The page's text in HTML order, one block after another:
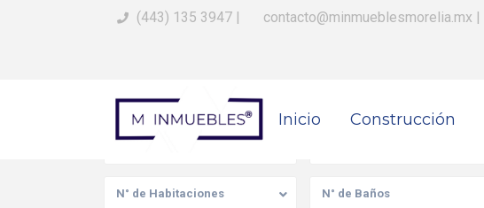
(443) 135 3947 | contacto@minmueblesmorelia.mx |
Inicio Construcción
Busca Tu Propiedad
N° de Habitaciones N° de Baños